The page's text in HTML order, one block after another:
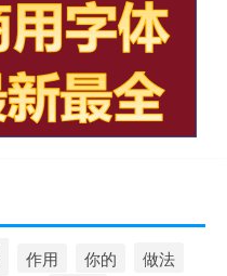
作用 你的 做法